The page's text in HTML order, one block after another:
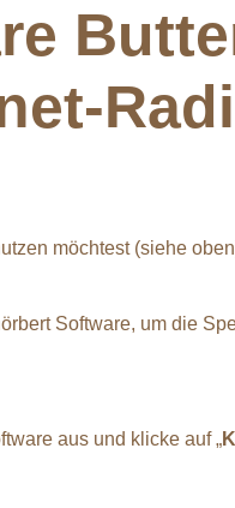
möchtest (siehe
Software, um die
aus und klicke auf „